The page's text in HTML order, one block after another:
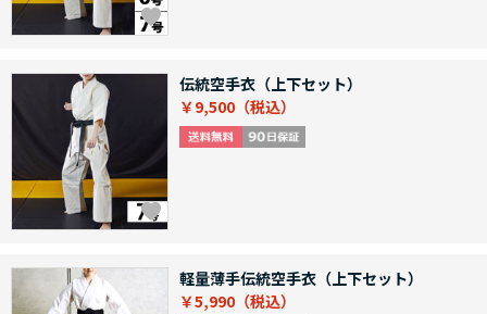
伝統空手衣（上下セット）
￥9,500
軽量薄手伝統空手衣（上下セット）
￥5,990